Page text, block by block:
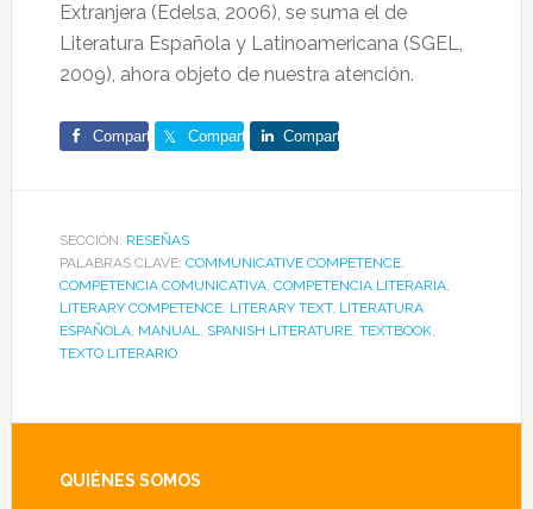
Extranjera (Edelsa, 2006), se suma el de
Literatura Española y Latinoamericana (SGEL,
2009), ahora objeto de nuestra atención.
Comparte Comparte Comparte
SECCIÓN: RESEÑAS
PALABRAS CLAVE: COMMUNICATIVE COMPETENCE,
COMPETENCIA COMUNICATIVA, COMPETENCIA LITERARIA,
LITERARY COMPETENCE, LITERARY TEXT, LITERATURA
ESPAÑOLA, MANUAL, SPANISH LITERATURE, TEXTBOOK,
TEXTO LITERARIO
Footer
QUIÉNES SOMOS